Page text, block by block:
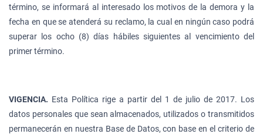
término, se informará al interesado los motivos de la demora y la
fecha en que se atenderá su reclamo, la cual en ningún caso podrá
superar los ocho (8) días hábiles siguientes al vencimiento del
primer término.
VIGENCIA. Esta Política rige a partir del 1 de julio de 2017. Los
datos personales que sean almacenados, utilizados o transmitidos
permanecerán en nuestra Base de Datos, con base en el criterio de